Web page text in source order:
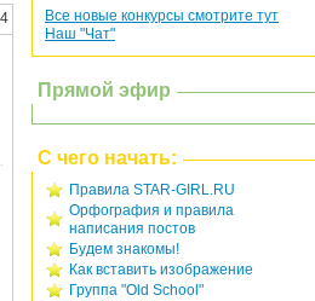
Все новые конкурсы смотрите тут
Наш "Чат"
Прямой эфир
С чего начать:
Правила STAR-GIRL.RU
Орфография и правила
написания постов
Будем знакомы!
Как вставить изображение
Группа "Old School"